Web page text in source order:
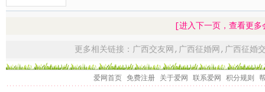
[进入下一页，查看更
更多相关链接： 广西交友网 , 广西征婚网 , 广西征婚
爱网首页 免费注册 关于爱网 联系爱网 积分规则